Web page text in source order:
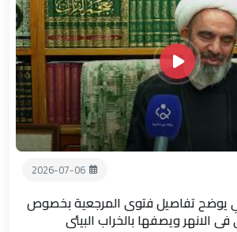
2026-07-06
يوضح تفاصيل فتوى المرجعية بخصوص
الانهر ويصفها بالخراب البيئي